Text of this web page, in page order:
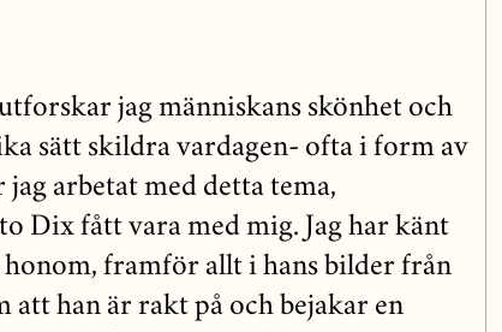
jag människans skönhet och
sätt skildra vardagen- ofta i form av
arbetat med detta tema,
Dix fått vara med mig. Jag har känt
framför allt i hans bilder från
att han är rakt på och bejakar en